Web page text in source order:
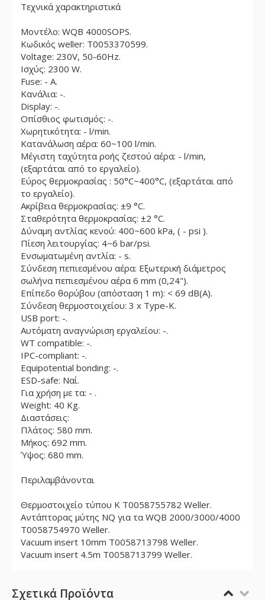
Τεχνικά χαρακτηριστικά
Μοντέλο: WQB 4000SOPS.
Κωδικός weller: T0053370599.
Voltage: 230V, 50-60Hz.
Ισχύς: 2300 W.
Fuse: - Α.
Κανάλια: -.
Display: -.
Οπίσθιος φωτισμός: -.
Χωρητικότητα: - l/min.
Κατανάλωση αέρα: 60~100 l/min.
Μέγιστη ταχύτητα ροής ζεστού αέρα: - l/min,
(εξαρτάται από το εργαλείο).
Εύρος θερμοκρασίας : 50°C~400°C, (εξαρτάται από
το εργαλείο).
Ακρίβεια θερμοκρασίας: ±9 °C.
Σταθερότητα θερμοκρασίας: ±2 °C.
Δύναμη αντλίας κενού: 400~600 kPa, ( - psi ).
Πίεση λειτουργίας: 4~6 bar/psi.
Ενσωματωμένη αντλία: - s.
Σύνδεση πεπιεσμένου αέρα: Εξωτερική διάμετρος
σωλήνα πεπιεσμένου αέρα 6 mm (0,24").
Επίπεδο θορύβου (απόσταση 1 m): < 69 dB(A).
Σύνδεση θερμοστοιχείου: 3 x Type-K.
USB port: -.
Αυτόματη αναγνώριση εργαλείου: -.
WΤ compatible: -.
IPC-compliant: -.
Equipotential bonding: -.
ESD-safe: Ναί.
Για χρήση με τα: - .
Weight: 40 Kg.
Διαστάσεις:
Πλάτος: 580 mm.
Μήκος: 692 mm.
Ύψος: 680 mm.
Περιλαμβάνονται
Θερμοστοιχείο τύπου K T0058755782 Weller.
Αντάπτορας μύτης NQ για τα WQB 2000/3000/4000
T0058754970 Weller.
Vacuum insert 10mm T0058713798 Weller.
Vacuum insert 4.5m T0058713799 Weller.
Σχετικά Προϊόντα